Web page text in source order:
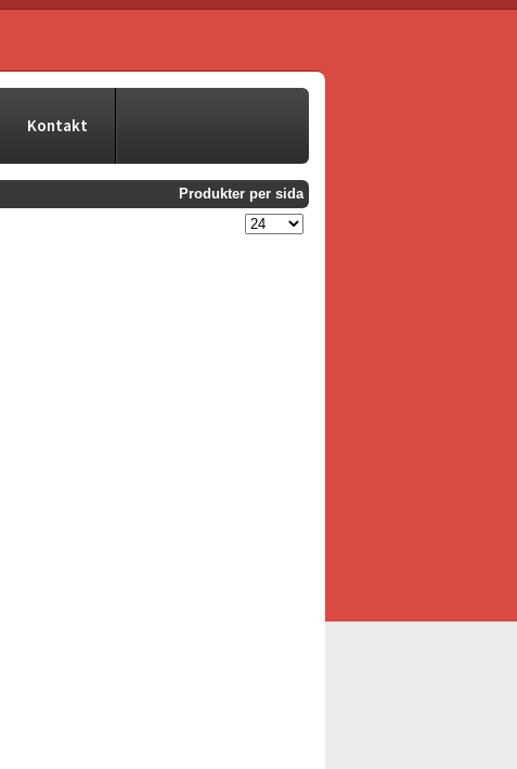
Kontakt
Produkter per sida